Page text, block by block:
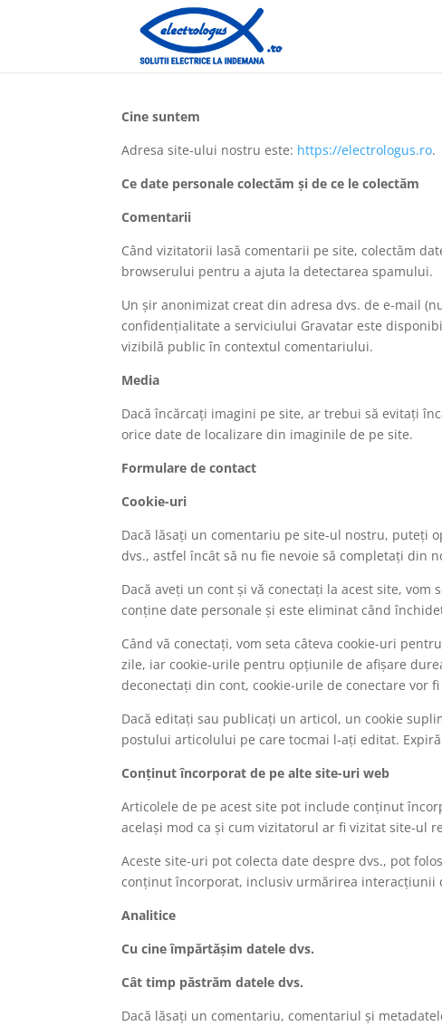
Cine suntem
Adresa site-ului nostru este: https://electrologus.ro.
Ce date personale colectăm și de ce le colectăm
Comentarii
Când vizitatorii lasă comentarii pe site, colectăm
browserului pentru a ajuta la detectarea spamului.
Un șir anonimizat creat din adresa dvs. de e-mail
confidențialitate a serviciului Gravatar este
vizibilă public în contextul comentariului.
Media
Dacă încărcați imagini pe site, ar trebui să evitați
orice date de localizare din imaginile de pe site.
Formulare de contact
Cookie-uri
Dacă lăsați un comentariu pe site-ul nostru, puteți
dvs., astfel încât să nu fie nevoie să completați din
Dacă aveți un cont și vă conectați la acest site,
conține date personale și este eliminat când
Când vă conectați, vom seta câteva cookie-uri
zile, iar cookie-urile pentru opțiunile de afișare
deconectați din cont, cookie-urile de conectare vor
Dacă editați sau publicați un articol, un cookie
postului articolului pe care tocmai l-ați editat.
Conținut încorporat de pe alte site-uri web
Articolele de pe acest site pot include conținut
același mod ca și cum vizitatorul ar fi vizitat site-ul
Aceste site-uri pot colecta date despre dvs., pot
conținut încorporat, inclusiv urmărirea interacțiunii
Analitice
Cu cine împărtășim datele dvs.
Cât timp păstrăm datele dvs.
Dacă lăsați un comentariu, comentariul și